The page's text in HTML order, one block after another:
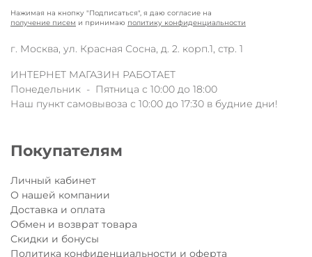
Нажимая на кнопку "Подписаться", я даю согласие на
получение писем и принимаю политику конфиденциальности
г. Москва, ул. Красная Сосна, д. 2. корп.1, стр. 1
ИНТЕРНЕТ МАГАЗИН РАБОТАЕТ
Понедельник - Пятница с 10:00 до 18:00
Наш пункт самовывоза с 10:00 до 17:30 в будние дни!
Покупателям
Личный кабинет
О нашей компании
Доставка и оплата
Обмен и возврат товара
Скидки и бонусы
Политика конфиденциальности и оферта